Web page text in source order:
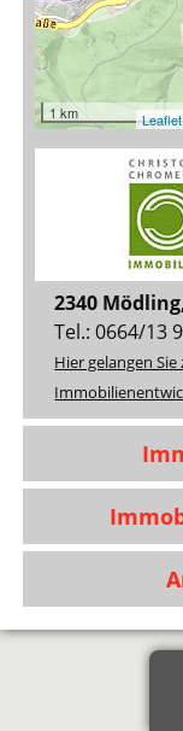
1 km Leaflet
2340
Tel.: 0664/13
Hier gelangen